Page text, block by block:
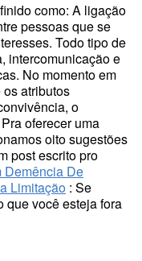
como: A ligação
pessoas que se
Todo tipo de
intercomunicação e
No momento em
atributos
o
oferecer uma
oito sugestões
post escrito pro
Demência De
Limitação : Se
que você esteja fora